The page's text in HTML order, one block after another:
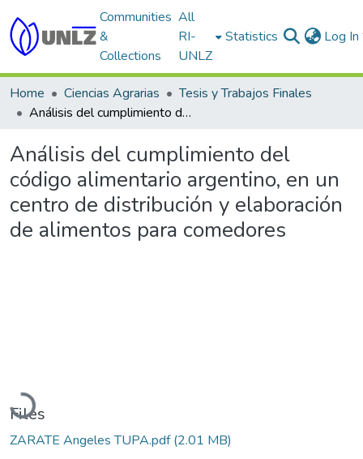
Communities
&
Collections
All
RI-
UNLZ
Statistics Log In
Home Ciencias Agrarias
Tesis y Trabajos Finales
Análisis del cumplimiento del código alimentario argentino, en un centro de distribución y elaboración de alimentos para comedores
Análisis del cumplimiento del
código alimentario argentino, en un
centro de distribución y elaboración
de alimentos para comedores
Loading...
Files
ZARATE Angeles TUPA.pdf(2.01 MB)